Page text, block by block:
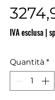
IVA esclusa |
Quantità *